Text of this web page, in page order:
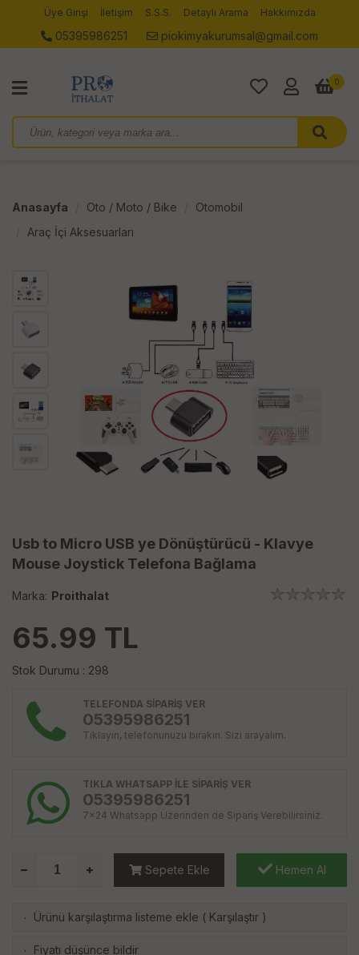
Üye Girişi İletişim S.S.S. Detaylı Arama Hakkımızda
05395986251 piokimyakurumsal@gmail.com
0
Anasayfa Oto / Moto / Bike
Otomobil
Araç İçi Aksesuarları
Usb to Micro USB ye Dönüştürücü - Klavye
Mouse Joystick Telefona Bağlama
Marka: Proithalat
65.99 TL
Stok Durumu : 298
TELEFONDA SİPARİŞ VER
05395986251
Tıklayın, telefonunuzu bırakın. Sizi arayalım.
TIKLA WHATSAPP İLE SİPARİŞ VER
05395986251
7x24 Whatsapp Üzerinden de Sipariş Verebilirsiniz.
Sepete Ekle Hemen Al
· Ürünü karşılaştırma listeme ekle ( Karşılaştır )
· Fiyatı düşünce bildir